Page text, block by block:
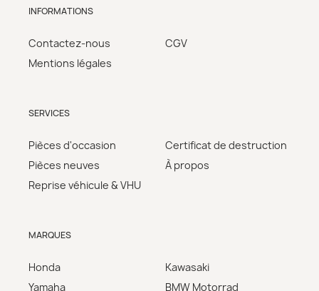
INFORMATIONS
Contactez-nous
Mentions légales
CGV
SERVICES
Pièces d'occasion
Pièces neuves
Reprise véhicule & VHU
Certificat de destruction
À propos
MARQUES
Honda
Yamaha
Kawasaki
BMW Motorrad